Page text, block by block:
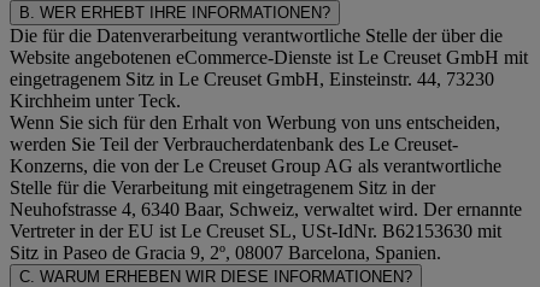
B. WER ERHEBT IHRE INFORMATIONEN?
Die für die Datenverarbeitung verantwortliche Stelle der über die
Website angebotenen eCommerce-Dienste ist Le Creuset GmbH mit
eingetragenem Sitz in Le Creuset GmbH, Einsteinstr. 44, 73230
Kirchheim unter Teck.
Wenn Sie sich für den Erhalt von Werbung von uns entscheiden,
werden Sie Teil der Verbraucherdatenbank des Le Creuset-
Konzerns, die von der Le Creuset Group AG als verantwortliche
Stelle für die Verarbeitung mit eingetragenem Sitz in der
Neuhofstrasse 4, 6340 Baar, Schweiz, verwaltet wird. Der ernannte
Vertreter in der EU ist Le Creuset SL, USt-IdNr. B62153630 mit
Sitz in Paseo de Gracia 9, 2º, 08007 Barcelona, Spanien.
C. WARUM ERHEBEN WIR DIESE INFORMATIONEN?